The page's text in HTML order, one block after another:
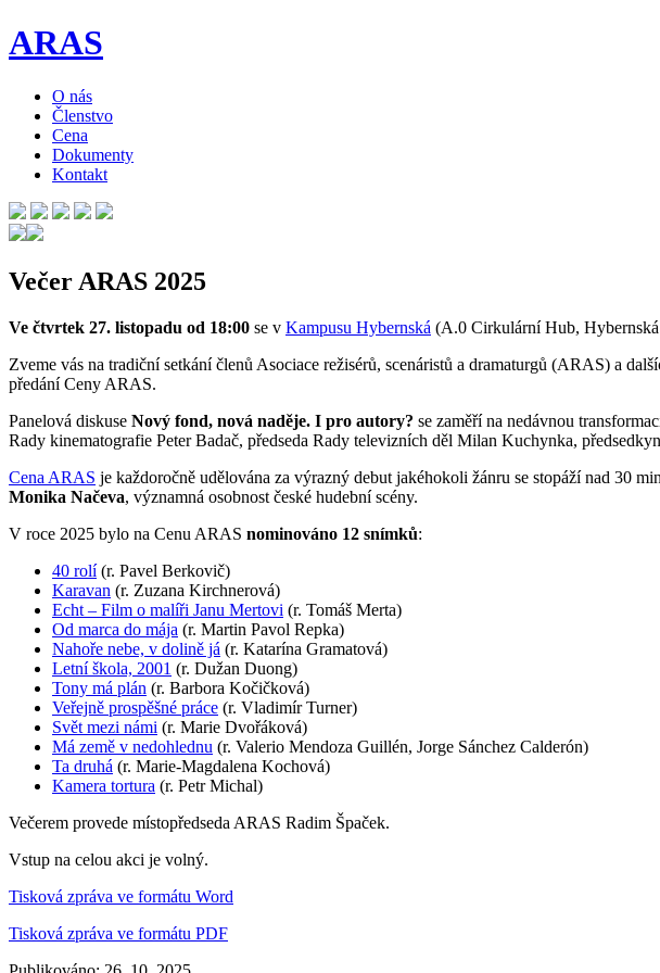
ARAS
O nás
Členstvo
Cena
Dokumenty
Kontakt
Večer ARAS 2025
Ve čtvrtek 27. listopadu od 18:00 se v Kampusu Hybernská (A.0 Cirkulární Hub,
Zveme vás na tradiční setkání členů Asociace režisérů, scenáristů a dramaturgů (ARAS) a
předání Ceny ARAS.
Panelová diskuse Nový fond, nová naděje. I pro autory? se zaměří na nedávnou
Rady kinematografie Peter Badač, předseda Rady televizních děl Milan Kuchynka,
Cena ARAS je každoročně udělována za výrazný debut jakéhokoli žánru se stopáží nad 30
Monika Načeva, významná osobnost české hudební scény.
V roce 2025 bylo na Cenu ARAS nominováno 12 snímků:
40 rolí(r. Pavel Berkovič)
Karavan (r. Zuzana Kirchnerová)
Echt – Film o malíři Janu Mertovi (r. Tomáš Merta)
Od marca do mája (r. Martin Pavol Repka)
Nahoře nebe, v dolině já (r. Katarína Gramatová)
Letní škola, 2001 (r. Dužan Duong)
Tony má plán (r. Barbora Kočičková)
Veřejně prospěšné práce (r. Vladimír Turner)
Svět mezi námi (r. Marie Dvořáková)
Má země v nedohlednu (r. Valerio Mendoza Guillén, Jorge Sánchez Calderón)
Ta druhá (r. Marie-Magdalena Kochová)
Kamera tortura (r. Petr Michal)
Večerem provede místopředseda ARAS Radim Špaček.
Vstup na celou akci je volný.
Tisková zpráva ve formátu Word
Tisková zpráva ve formátu PDF